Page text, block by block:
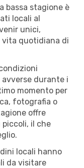
bassa stagione è
locali al
unici,
vita quotidiana di
durante i
momento per
fotografia o
offre
il che
locali hanno
da visitare